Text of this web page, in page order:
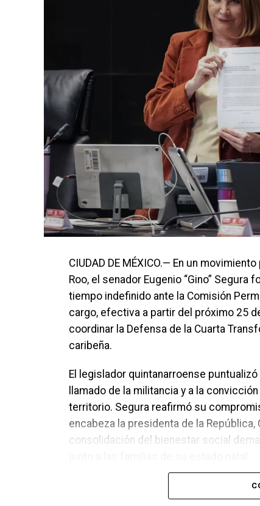
CIUDAD DE MÉXICO.— En un
Roo, el senador Eugenio “Gino”
tiempo indefinido ante la Comisión
cargo, efectiva a partir del próximo 25
coordinar la Defensa de la Cuarta
caribeña.
El legislador quintanarroense
llamado de la militancia y a la
territorio. Segura reafirmó su
encabeza la presidenta de la
consolidación del bienestar social